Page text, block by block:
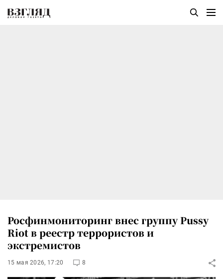
Росфинмониторинг внес группу Pussy
Riot в реестр террористов и
экстремистов
15 мая 2026, 17:20 8